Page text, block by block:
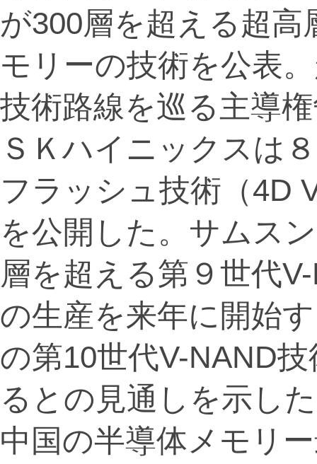
が300層を超える超
モリーの技術を公表
技術路線を巡る主導
ＳＫハイニックスは
フラッシュ技術（4D
を公開した。サムス
層を超える第９世代
の生産を来年に開始
の第10世代V-NAND
るとの見通しを示し
中国の半導体メモリ